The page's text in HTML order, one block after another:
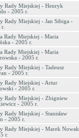
Rady Miejskiej - Henryk
- 2005 r.
Rady Miejskiej - Jan Sibiga -
Rady Miejskiej - Maria
- 2005 r.
Rady Miejskiej - Maria
- 2005 r.
Rady Miejskiej - Tadeusz
- 2005 r.
Rady Miejskiej - Artur
- 2005 r.
Rady Miejskiej - Zbigniew
- 2005 r.
Rady Miejskiej - Stanisław
- 2005 r.
Rady Miejskiej - Marek Nowak
r.